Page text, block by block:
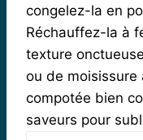
congelez-la en
Réchauffez-la à
texture
ou de moisissure
compotée bien
saveurs pour